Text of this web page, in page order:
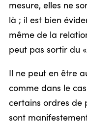
mesure, elles ne
là ; il est bien
même de la
peut pas sortir du
Il ne peut en être
comme dans le
certains ordres de
sont